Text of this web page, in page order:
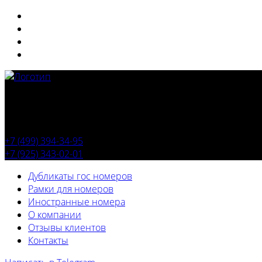
+7 (499) 394-34-95
+7 (925) 343-02-01
Дубликаты гос номеров
Рамки для номеров
Иностранные номера
О компании
Отзывы клиентов
Контакты